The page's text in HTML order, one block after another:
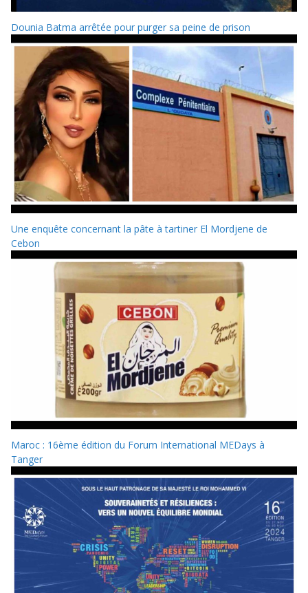
Dounia Batma arrêtée pour purger sa peine de prison
Une enquête concernant la pâte à tartiner El Mordjene de
Cebon
Maroc : 16ème édition du Forum International MEDays à
Tanger